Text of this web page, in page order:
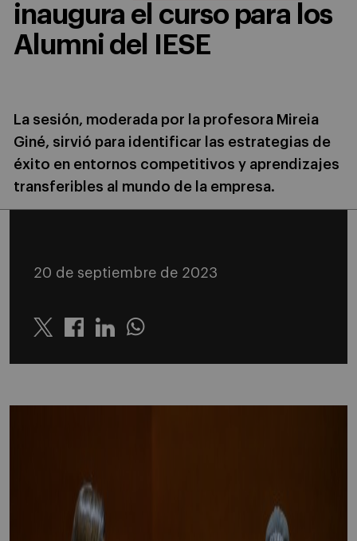
inaugura el curso para los
Alumni del IESE
La sesión, moderada por la profesora Mireia
Giné, sirvió para identificar las estrategias de
éxito en entornos competitivos y aprendizajes
transferibles al mundo de la empresa.
20 de septiembre de 2023
Twitter LinkedinWhatsapp